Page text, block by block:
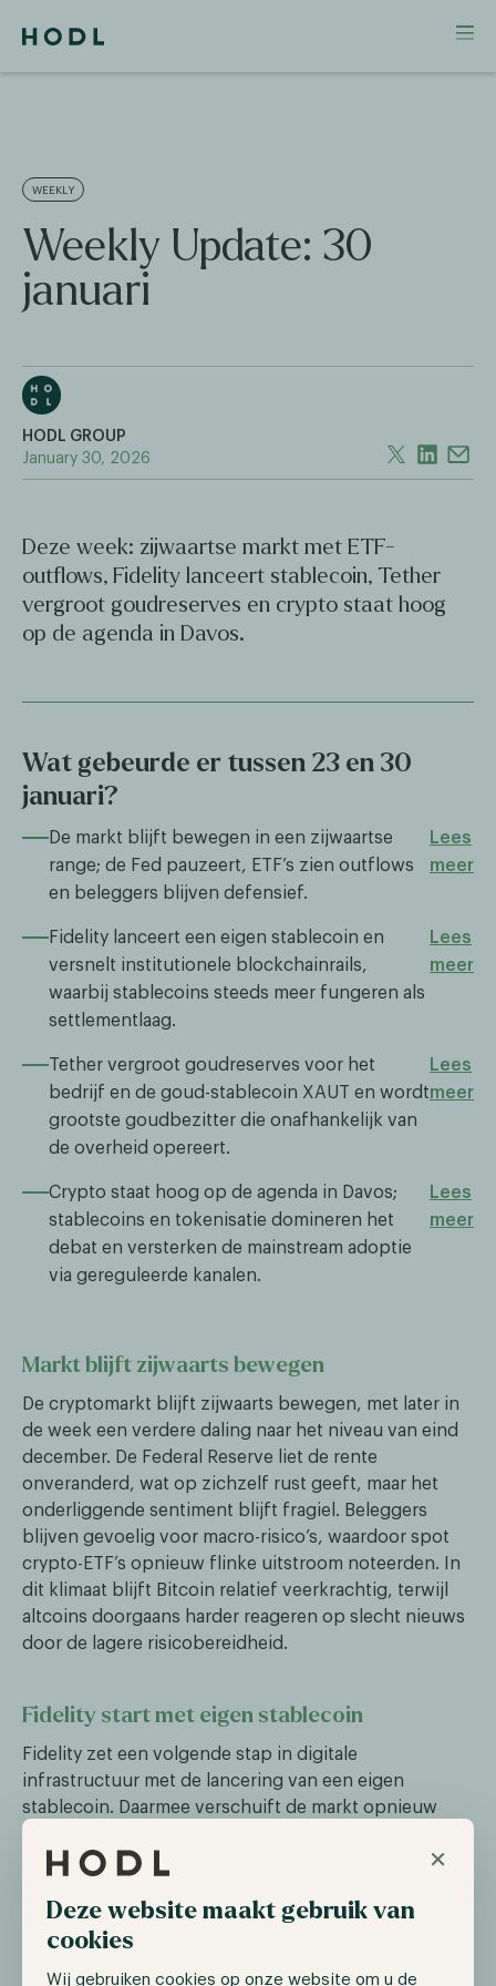
×
Deze website maakt gebruik van
cookies
Wij gebruiken cookies op onze website om u de
WEEKLY
Weekly Update: 30
januari
HODL GROUP
January 30, 2026
Deze week: zijwaartse markt met ETF-
outflows, Fidelity lanceert stablecoin, Tether
vergroot goudreserves en crypto staat hoog
op de agenda in Davos.
Wat gebeurde er tussen 23 en 30
januari?
De markt blijft bewegen in een zijwaartse
range; de Fed pauzeert, ETF’s zien outflows
en beleggers blijven defensief.
Lees
meer
Fidelity lanceert een eigen stablecoin en
versnelt institutionele blockchainrails,
waarbij stablecoins steeds meer fungeren als
settlementlaag.
Lees
meer
Tether vergroot goudreserves voor het
bedrijf en de goud-stablecoin XAUT en wordt
grootste goudbezitter die onafhankelijk van
de overheid opereert.
Lees
meer
Crypto staat hoog op de agenda in Davos;
stablecoins en tokenisatie domineren het
debat en versterken de mainstream adoptie
via gereguleerde kanalen.
Lees
meer
Markt blijft zijwaarts bewegen
De cryptomarkt blijft zijwaarts bewegen, met later in
de week een verdere daling naar het niveau van eind
december. De Federal Reserve liet de rente
onveranderd, wat op zichzelf rust geeft, maar het
onderliggende sentiment blijft fragiel. Beleggers
blijven gevoelig voor macro-risico’s, waardoor spot
crypto-ETF’s opnieuw flinke uitstroom noteerden. In
dit klimaat blijft Bitcoin relatief veerkrachtig, terwijl
altcoins doorgaans harder reageren op slecht nieuws
door de lagere risicobereidheid.
Fidelity start met eigen stablecoin
Fidelity zet een volgende stap in digitale
infrastructuur met de lancering van een eigen
stablecoin. Daarmee verschuift de markt opnieuw
waarbij grote financiële instellingen stablecoins
mogelijk later ook voor bredere betalingsstromen.
Strategisch is dit logisch: stablecoins bieden 24/7